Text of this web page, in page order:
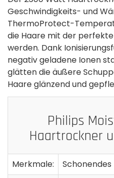
Geschwindigkeits- und
ThermoProtect-
die Haare mit der
werden. Dank
negativ geladene Ionen
glätten die äußere
Haare glänzend und
Philips
Haartrockner
Merkmale: